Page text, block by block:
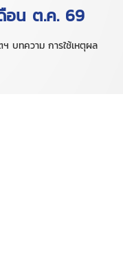
อน ต.ค. 69
บทความ การใช้เหตุผล